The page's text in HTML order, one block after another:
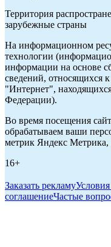
Территория
зарубежные страны
На информационном
технологии
информации на основе
сведений, относящихся
"Интернет",
Федерации).
Во время посещения
обрабатываем ваши
метрик Яндекс Метрика,
16+
Заказать рекламу
соглашениеЧастые